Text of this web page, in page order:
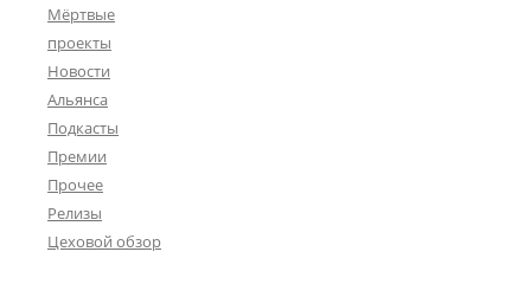
М
э
Мёртвые
проекты
Новости
Альянса
Подкасты
Премии
Прочее
Релизы
Цеховой обзор